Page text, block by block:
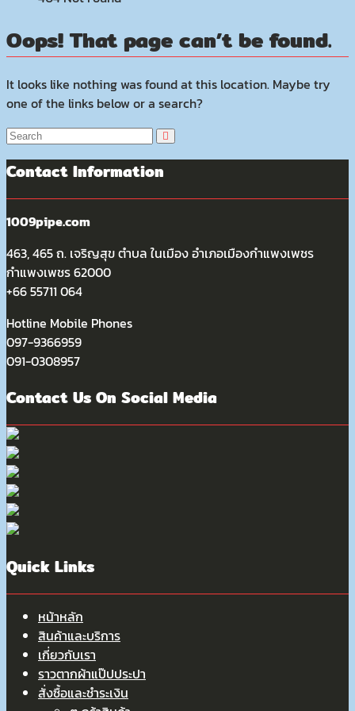
Oops! That page can’t be found.
It looks like nothing was found at this location. Maybe try
one of the links below or a search?
Contact Information
1009pipe.com
463, 465 ถ. เจริญสุข ตำบล ในเมือง อำเภอเมืองกำแพงเพชร
กำแพงเพชร 62000
+66 55711 064
Hotline Mobile Phones
097-9366959
091-0308957
Contact Us On Social Media
Quick Links
หน้าหลัก
สินค้าและบริการ
เกี่ยวกับเรา
ราวตากผ้าแป๊ปประปา
สั่งซื้อและชำระเงิน